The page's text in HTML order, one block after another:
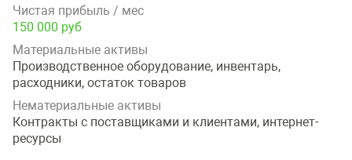
Чистая прибыль / мес
150 000 руб
Материальные активы
Производственное оборудование, инвентарь,
расходники, остаток товаров
Нематериальные активы
Контракты с поставщиками и клиентами, интернет-
ресурсы